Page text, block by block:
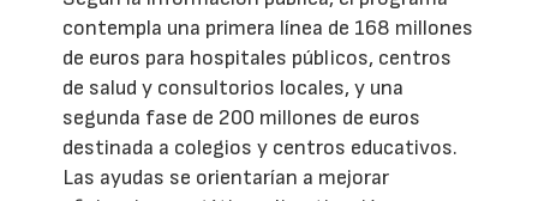
contempla una primera línea de 168 millones
de euros para hospitales públicos, centros
de salud y consultorios locales, y una
segunda fase de 200 millones de euros
destinada a colegios y centros educativos.
Las ayudas se orientarían a mejorar